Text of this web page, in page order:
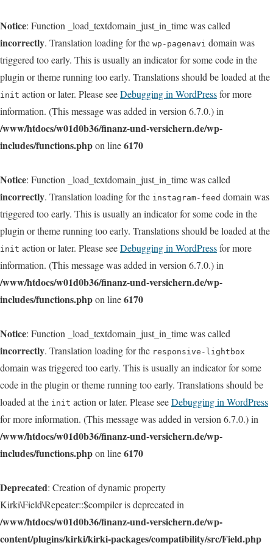
Notice: Function _load_textdomain_just_in_time was called
incorrectly. Translation loading for the wp-pagenavi domain was
triggered too early. This is usually an indicator for some code in the
plugin or theme running too early. Translations should be loaded at the
init action or later. Please seeDebugging in WordPressfor more
information. (This message was added in version 6.7.0.) in
/www/htdocs/w01d0b36/finanz-und-versichern.de/wp-
includes/functions.phpon line6170
Notice: Function _load_textdomain_just_in_time was called
incorrectly. Translation loading for the instagram-feed domain was
triggered too early. This is usually an indicator for some code in the
plugin or theme running too early. Translations should be loaded at the
init action or later. Please seeDebugging in WordPressfor more
information. (This message was added in version 6.7.0.) in
/www/htdocs/w01d0b36/finanz-und-versichern.de/wp-
includes/functions.phpon line6170
Notice: Function _load_textdomain_just_in_time was called
incorrectly. Translation loading for the responsive-lightbox
domain was triggered too early. This is usually an indicator for some
code in the plugin or theme running too early. Translations should be
loaded at the init action or later. Please seeDebugging in WordPress
for more information. (This message was added in version 6.7.0.) in
/www/htdocs/w01d0b36/finanz-und-versichern.de/wp-
includes/functions.phpon line6170
Deprecated: Creation of dynamic property
Kirki\Field\Repeater::$compiler is deprecated in
/www/htdocs/w01d0b36/finanz-und-versichern.de/wp-
content/plugins/kirki/kirki-packages/compatibility/src/Field.php